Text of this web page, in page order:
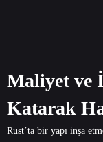
Maliyet ve
Katarak
Rust’ta bir yapı inşa